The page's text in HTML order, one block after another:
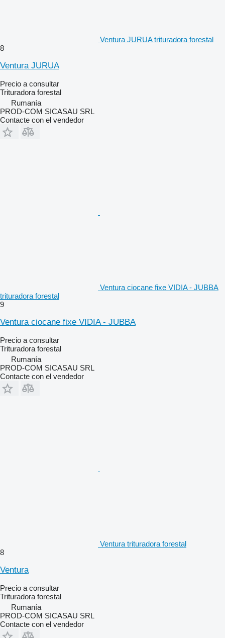
Ventura JURUA trituradora forestal
8
Ventura JURUA
Precio a consultar
Trituradora forestal
Rumanía
PROD-COM SICASAU SRL
Contacte con el vendedor
Ventura ciocane fixe VIDIA - JUBBA
trituradora forestal
9
Ventura ciocane fixe VIDIA - JUBBA
Precio a consultar
Trituradora forestal
Rumanía
PROD-COM SICASAU SRL
Contacte con el vendedor
Ventura trituradora forestal
8
Ventura
Precio a consultar
Trituradora forestal
Rumanía
PROD-COM SICASAU SRL
Contacte con el vendedor